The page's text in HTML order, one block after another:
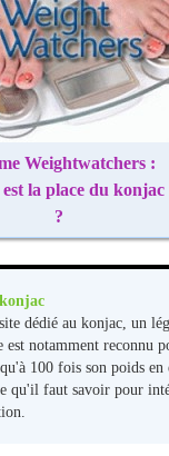
Weightwatchers :
la place du konjac
?
dédié au konjac, un
notamment reconnu
100 fois son poids en
qu'il faut savoir pour